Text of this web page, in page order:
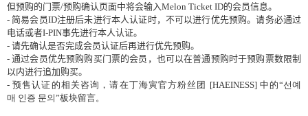
但预购的门票/预购确认页面中将会输入Melon Ticket ID的会员信息。
-简易会员ID注册后未进行本人认证时，不可以进行优先预购。请务必通过
电话或者I-PIN事先进行本人认证。
- 请先确认是否完成会员认证后再进行优先预购。
-通过会员优先预购购买门票的会员 ，也可以在普通预购时于预购票数限制
以内进行追加购买。
-预售认证 的相 关 咨询 ，请在丁海寅官方粉丝团 [HAEINESS] 中的“선예
매 인증 문의”板块留言。